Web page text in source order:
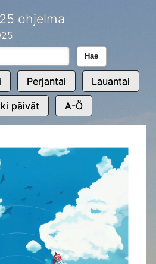
ohjelma
Hae
Perjantai Lauantai
päivät A-Ö